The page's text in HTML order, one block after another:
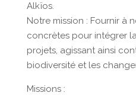
Alkïos.
Notre mission : Fournir à
concrètes pour intégrer
projets, agissant ainsi
biodiversité et les
Missions :